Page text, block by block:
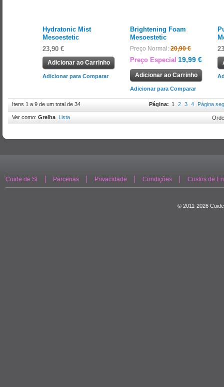
Hydratonic Mist
Mesoestetic
23,90 €
Adicionar ao Carrinho
Adicionar para Comparar
Brightening Foam
Mesoestetic
Preço Normal: 20,90 €
Preço Especial 19,99 €
Adicionar ao Carrinho
Adicionar para Comparar
Itens 1 a 9 de um total de 34 Página: 1 2 3 4 Página
Ver como: Grelha Lista
Cuide de Si Parcerias Privacidade Condições Custos de
© 2011-2026